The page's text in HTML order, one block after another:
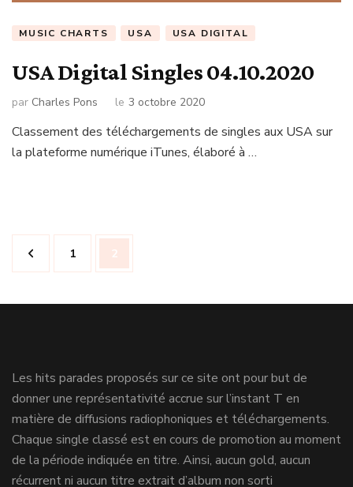
MUSIC CHARTS USA USA DIGITAL
USA Digital Singles 04.10.2020
par Charles Pons le 3 octobre 2020
Classement des téléchargements de singles aux USA sur
la plateforme numérique iTunes, élaboré à …
Navigation
des
Page
1 Page
2
Les hits parades proposés sur ce site ont pour but de
donner une représentativité accrue sur l’instant T en
matière de diffusions radiophoniques et téléchargements.
Chaque single classé est en cours de promotion au moment
de la période indiquée en titre. Ainsi, aucun gold, aucun
récurrent ni aucun titre extrait d’album non sorti